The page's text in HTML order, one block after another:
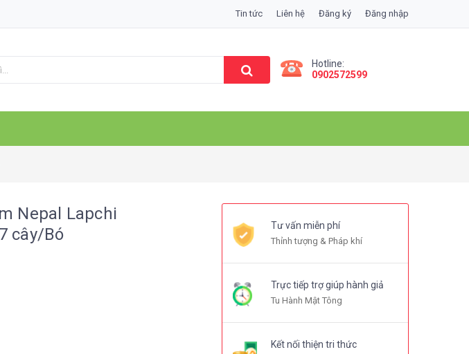
Tin tức Liên hệ Đăng ký Đăng nhập
Hotline:
0902572599
Nepal Lapchi
cây/Bó
Tư vấn miễn phí
Thỉnh tượng & Pháp khí
Trực tiếp trợ giúp hành giả
Tu Hành Mật Tông
Kết nối thiện tri thức